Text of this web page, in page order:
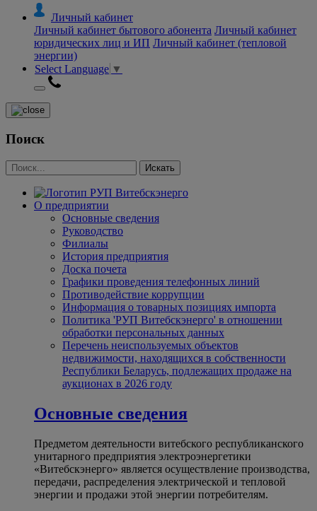
Личный кабинет
Личный кабинет бытового абонента Личный кабинет
юридических лиц и ИП Личный кабинет (тепловой
энергии)
Select Language ▼
Поиск
О предприятии
Основные сведения
Руководство
Филиалы
История предприятия
Доска почета
Графики проведения телефонных линий
Противодействие коррупции
Информация о товарных позициях импорта
Политика 'РУП Витебскэнерго' в отношении
обработки персональных данных
Перечень неиспользуемых объектов
недвижимости, находящихся в собственности
Республики Беларусь, подлежащих продаже на
аукционах в 2026 году
Основные сведения
Предметом деятельности витебского республиканского
унитарного предприятия электроэнергетики
«Витебскэнерго» является осуществление производства,
передачи, распределения электрической и тепловой
энергии и продажи этой энергии потребителям.